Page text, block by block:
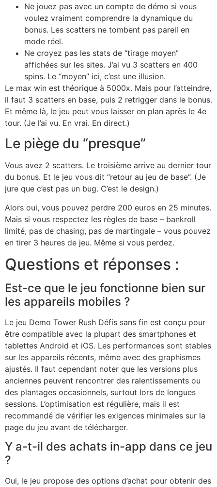
Ne jouez pas avec un compte de démo si vous
voulez vraiment comprendre la dynamique du
bonus. Les scatters ne tombent pas pareil en
mode réel.
Ne croyez pas les stats de “tirage moyen”
affichées sur les sites. J’ai vu 3 scatters en 400
spins. Le “moyen” ici, c’est une illusion.
Le max win est théorique à 5000x. Mais pour l’atteindre,
il faut 3 scatters en base, puis 2 retrigger dans le bonus.
Et même là, le jeu peut vous laisser en plan après le 4e
tour. (Je l’ai vu. En vrai. En direct.)
Le piège du “presque”
Vous avez 2 scatters. Le troisième arrive au dernier tour
du bonus. Et le jeu vous dit “retour au jeu de base”. (Je
jure que c’est pas un bug. C’est le design.)
Alors oui, vous pouvez perdre 200 euros en 25 minutes.
Mais si vous respectez les règles de base – bankroll
limité, pas de chasing, pas de martingale – vous pouvez
en tirer 3 heures de jeu. Même si vous perdez.
Questions et réponses :
Est-ce que le jeu fonctionne bien sur
les appareils mobiles ?
Le jeu Demo Tower Rush Défis sans fin est conçu pour
être compatible avec la plupart des smartphones et
tablettes Android et iOS. Les performances sont stables
sur les appareils récents, même avec des graphismes
ajustés. Il faut cependant noter que les versions plus
anciennes peuvent rencontrer des ralentissements ou
des plantages occasionnels, surtout lors de longues
sessions. L’optimisation est régulière, mais il est
recommandé de vérifier les exigences minimales sur la
page du jeu avant de télécharger.
Y a-t-il des achats in-app dans ce jeu
?
Oui, le jeu propose des options d’achat pour obtenir des